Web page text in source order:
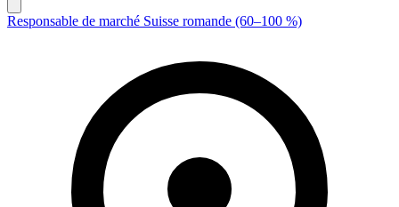
Responsable de marché Suisse romande (60–100 %)